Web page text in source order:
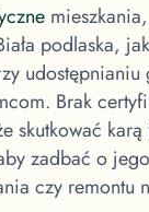
podlaska,
udostępnianiu
Brak
skutkować
zadbać o
czy remontu